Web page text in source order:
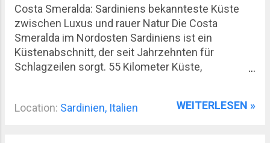
existiert nebeneinander, oft sogar im selben
Hafen. Beliebt und weit verbreitet ist der Fang von
Meerbrassen, Tintenfischen, Sardinen und
Thunfisch. Manche Fischer betreiben die
traditionelle Mattanza , ein Fangsystem für
Costa Smeralda: Sardiniens bekannteste Küste
zwischen Luxus und rauer Natur Die Costa
Smeralda im Nordosten Sardiniens ist ein
Küstenabschnitt, der seit Jahrzehnten für
Schlagzeilen sorgt. 55 Kilometer Küste,
Mikrokosmos, in dem Megayachten neben alten
Location: Sardinien, Italien WEITERLESEN »